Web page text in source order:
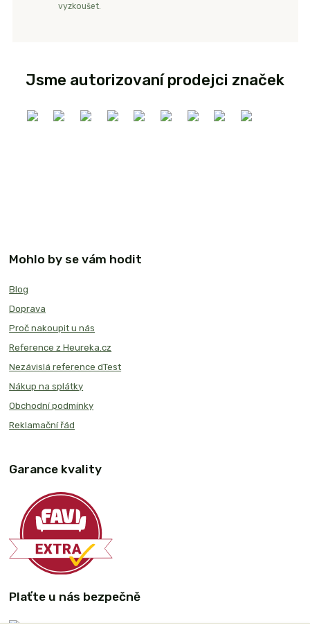
vyzkoušet.
Jsme autorizovaní prodejci značek
Mohlo by se vám hodit
Blog
Doprava
Proč nakoupit u nás
Reference z Heureka.cz
Nezávislá reference dTest
Nákup na splátky
Obchodní podmínky
Reklamační řád
Garance kvality
Plaťte u nás bezpečně